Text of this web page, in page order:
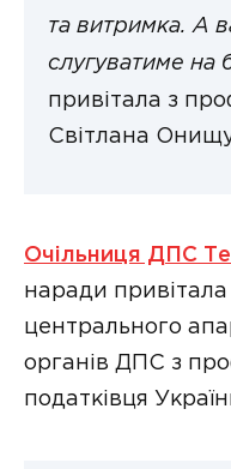
та витримка. А
слугуватиме на
привітала з
Світлана
Очільниця ДПС
наради привітала
центрального
органів ДПС з
податківця